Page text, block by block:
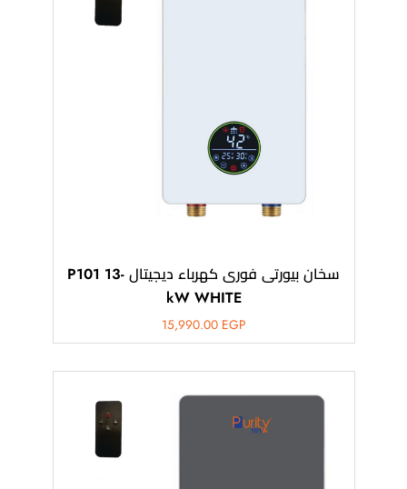
سخان بيورتى فورى كهرباء ديجيتال -P101 13
kW WHITE
15,990.00 EGP